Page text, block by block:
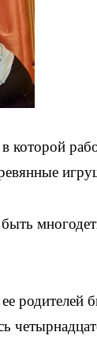
в которой
родителей